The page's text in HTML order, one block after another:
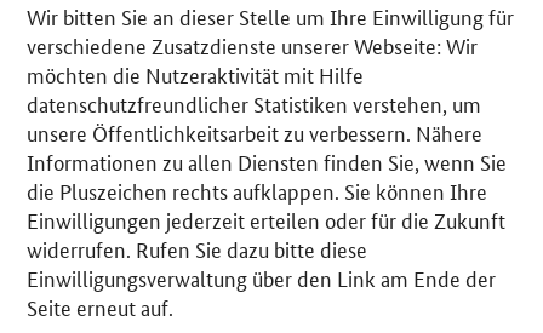
Wir bitten Sie an dieser Stelle um Ihre Einwilligung für
verschiedene Zusatzdienste unserer Webseite: Wir
möchten die Nutzeraktivität mit Hilfe
datenschutzfreundlicher Statistiken verstehen, um
unsere Öffentlichkeitsarbeit zu verbessern. Nähere
Informationen zu allen Diensten finden Sie, wenn Sie
die Pluszeichen rechts aufklappen. Sie können Ihre
Einwilligungen jederzeit erteilen oder für die Zukunft
widerrufen. Rufen Sie dazu bitte diese
Einwilligungsverwaltung über den Link am Ende der
Seite erneut auf.